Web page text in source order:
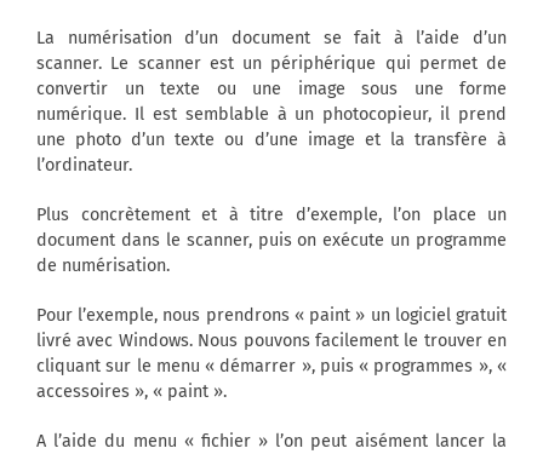
La numérisation d’un document se fait à l’aide d’un
scanner. Le scanner est un périphérique qui permet de
convertir un texte ou une image sous une forme
numérique. Il est semblable à un photocopieur, il prend
une photo d’un texte ou d’une image et la transfère à
l’ordinateur.
Plus concrètement et à titre d’exemple, l’on place un
document dans le scanner, puis on exécute un programme
de numérisation.
Pour l’exemple, nous prendrons « paint » un logiciel gratuit
livré avec Windows. Nous pouvons facilement le trouver en
cliquant sur le menu « démarrer », puis « programmes », «
accessoires », « paint ».
A l’aide du menu « fichier » l’on peut aisément lancer la